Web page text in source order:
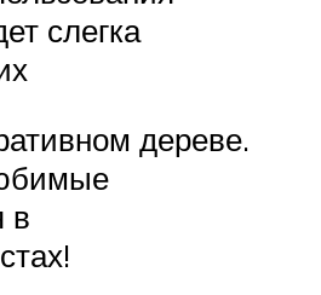
слегка
дереве.
в